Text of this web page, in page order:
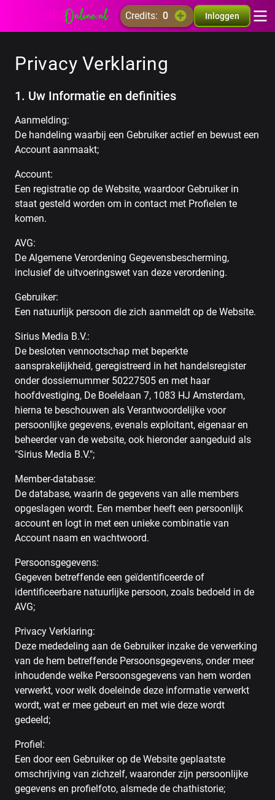
credits: 0 Inloggen
Privacy Verklaring
1. Uw Informatie en definities
Aanmelding:
De handeling waarbij een Gebruiker actief en bewust een
Account aanmaakt;
Account:
Een registratie op de Website, waardoor Gebruiker in
staat gesteld worden om in contact met Profielen te
komen.
AVG:
De Algemene Verordening Gegevensbescherming,
inclusief de uitvoeringswet van deze verordening.
Gebruiker:
Een natuurlijk persoon die zich aanmeldt op de Website.
Sirius Media B.V.:
De besloten vennootschap met beperkte
aansprakelijkheid, geregistreerd in het handelsregister
onder dossiernummer 50227505 en met haar
hoofdvestiging, De Boelelaan 7, 1083 HJ Amsterdam,
hierna te beschouwen als Verantwoordelijke voor
persoonlijke gegevens, evenals exploitant, eigenaar en
beheerder van de website, ook hieronder aangeduid als
"Sirius Media B.V.";
Member-database:
De database, waarin de gegevens van alle members
opgeslagen wordt. Een member heeft een persoonlijk
account en logt in met een unieke combinatie van
Account naam en wachtwoord.
Persoonsgegevens:
Gegeven betreffende een geïdentificeerde of
identificeerbare natuurlijke persoon, zoals bedoeld in de
AVG;
Privacy Verklaring:
Deze mededeling aan de Gebruiker inzake de verwerking
van de hem betreffende Persoonsgegevens, onder meer
inhoudende welke Persoonsgegevens van hem worden
verwerkt, voor welk doeleinde deze informatie verwerkt
wordt, wat er mee gebeurt en met wie deze wordt
gedeeld;
Profiel:
Een door een Gebruiker op de Website geplaatste
omschrijving van zichzelf, waaronder zijn persoonlijke
gegevens en profielfoto, alsmede de chathistorie;